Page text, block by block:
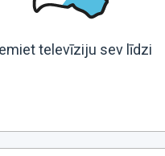
televīziju sev līdzi